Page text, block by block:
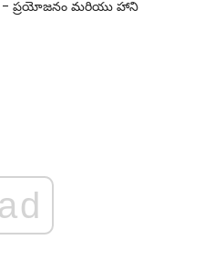
ప్రయోజనం మరియు హాని
ad